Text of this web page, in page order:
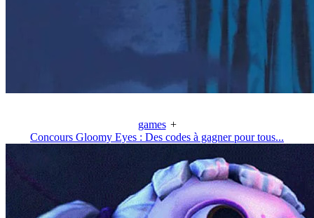
games +
Concours Gloomy Eyes : Des codes à gagner pour tous...